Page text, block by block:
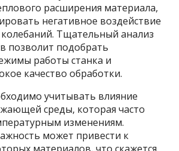
расширения материала,
негативное воздействие
Тщательный анализ
позволит подобрать
работы станка и
качество обработки.
учитывать влияние
среды, которая часто
изменениям.
может привести к